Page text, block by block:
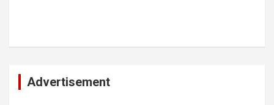
Advertisement